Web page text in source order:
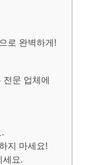
로 완벽하게!
문 업체에
지 마세요!
세요.